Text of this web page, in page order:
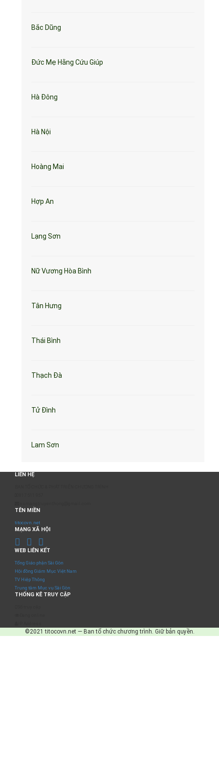
Bắc Dũng
Đức Mẹ Hằng Cứu Giúp
Hà Đông
Hà Nội
Hoàng Mai
Hợp An
Lạng Sơn
Nữ Vương Hòa Bình
Tân Hưng
Thái Bình
Thạch Đà
Tử Đình
Lam Sơn
LIÊN HỆ
TÊN MIỀN
titocovn.net
MẠNG XÃ HỘI
WEB LIÊN KẾT
Tổng Giáo phận Sài Gòn
Hội đồng Giám Mục Việt Nam
TV Hiệp Thông
Trung tâm Mục vụ Sài Gòn
THỐNG KÊ TRUY CẬP
©2021 titocovn.net — Ban tổ chức chương trình. Giữ bản quyền.